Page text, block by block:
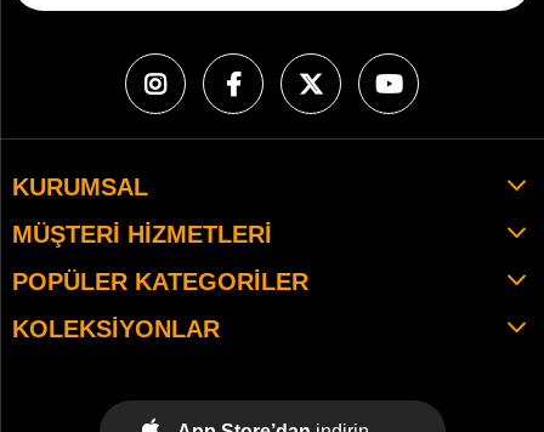
KURUMSAL
MÜŞTERI HIZMETLERI
POPÜLER KATEGORILER
KOLEKSIYONLAR